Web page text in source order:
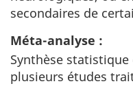
secondaires de
Méta-analyse :
Synthèse
plusieurs études